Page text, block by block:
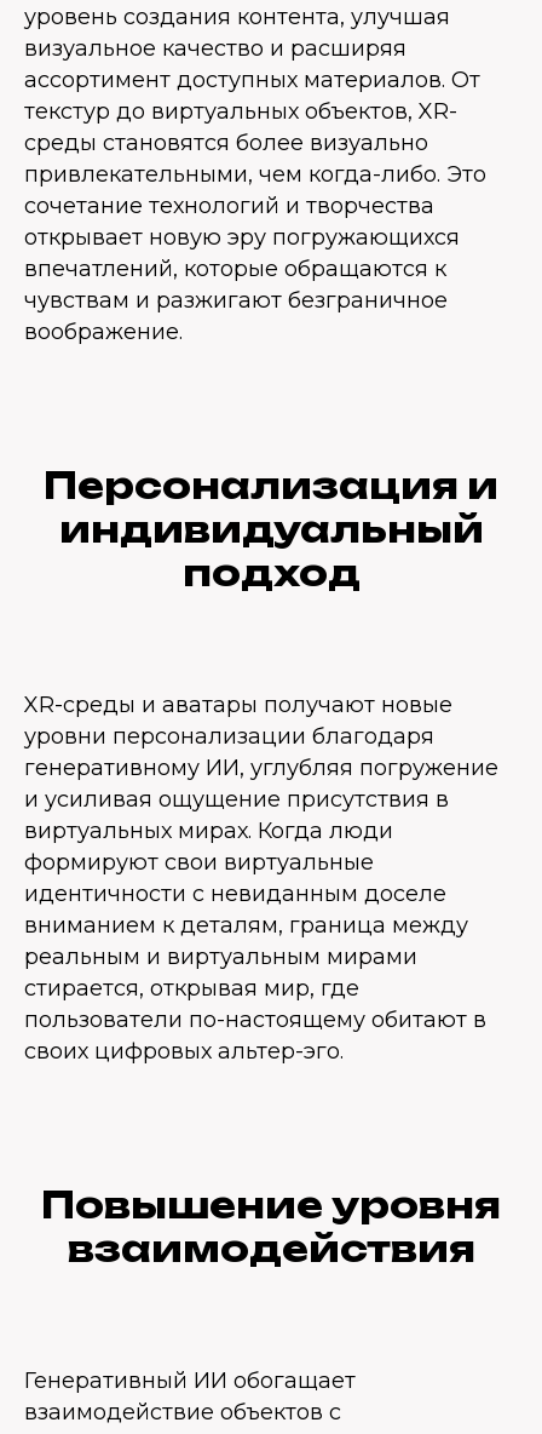
уровень создания контента, улучшая
визуальное качество и расширяя
ассортимент доступных материалов. От
текстур до виртуальных объектов, XR-
среды становятся более визуально
привлекательными, чем когда-либо. Это
сочетание технологий и творчества
открывает новую эру погружающихся
впечатлений, которые обращаются к
чувствам и разжигают безграничное
воображение.
Персонализация и
индивидуальный
подход
XR-среды и аватары получают новые
уровни персонализации благодаря
генеративному ИИ, углубляя погружение
и усиливая ощущение присутствия в
виртуальных мирах. Когда люди
формируют свои виртуальные
идентичности с невиданным доселе
вниманием к деталям, граница между
реальным и виртуальным мирами
стирается, открывая мир, где
пользователи по-настоящему обитают в
своих цифровых альтер-эго.
Повышение уровня
взаимодействия
Генеративный ИИ обогащает
взаимодействие объектов с